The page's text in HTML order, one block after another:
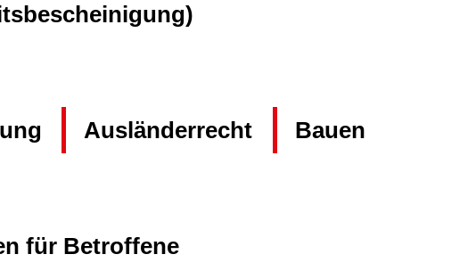
Ausländerrecht Bauen
für Betroffene